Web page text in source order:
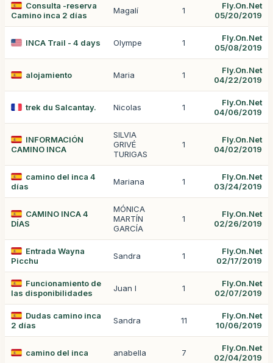
Consulta -reserva
Camino inca 2 días
Magalí 1
Fly.On.Net
05/20/2019
INCA Trail - 4 days Olympe 1
Fly.On.Net
05/08/2019
alojamiento Maria 1
Fly.On.Net
04/22/2019
trek du Salcantay. Nicolas 1
Fly.On.Net
04/06/2019
INFORMACIÓN
CAMINO INCA
SILVIA
GRIVÉ
TURIGAS
1
Fly.On.Net
04/02/2019
camino del inca 4
días
Mariana 1
Fly.On.Net
03/24/2019
CAMINO INCA 4
DÍAS
MÓNICA
MARTÍN
GARCÍA
1
Fly.On.Net
02/26/2019
Entrada Wayna
Picchu
Sandra 1
Fly.On.Net
02/17/2019
Funcionamiento de
las disponibilidades
Juan I 1
Fly.On.Net
02/07/2019
Dudas camino inca
2 días
Sandra 11
Fly.On.Net
10/06/2019
camino del inca anabella 7
Fly.On.Net
02/04/2019